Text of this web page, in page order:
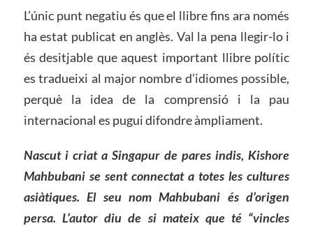
L’únic punt negatiu és que el llibre fins ara només
ha estat publicat en anglès. Val la pena llegir-lo i
és desitjable que aquest important llibre polític
es tradueixi al major nombre d’idiomes possible,
perquè la idea de la comprensió i la pau
internacional es pugui difondre àmpliament.
Nascut i criat a Singapur de pares indis, Kishore
Mahbubani se sent connectat a totes les cultures
asiàtiques. El seu nom Mahbubani és d’origen
persa. L’autor diu de si mateix que té “vincles